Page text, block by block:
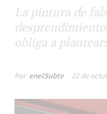
La pintura de
obliga a
Por enelSubte 22 de